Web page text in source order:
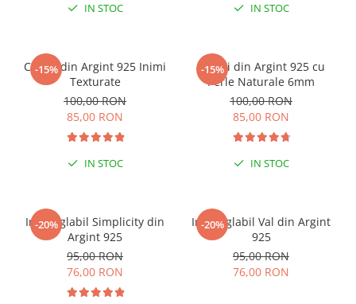
IN STOC IN STOC
-15%
Cercei din Argint 925 Inimi
Texturate
100,00 RON
85,00 RON
IN STOC
-15%
Cercei din Argint 925 cu
Perle Naturale 6mm
100,00 RON
85,00 RON
IN STOC
-20%
Inel reglabil Simplicity din
Argint 925
95,00 RON
76,00 RON
-20%
Inel reglabil Val din Argint
925
95,00 RON
76,00 RON